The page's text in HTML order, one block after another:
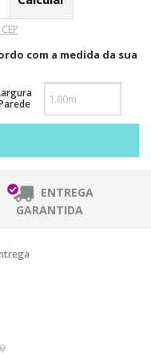
com a medida da sua
ENTREGA
GARANTIDA